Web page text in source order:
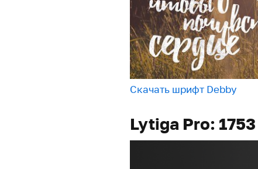
Скачать шрифт Debby
Lytiga Pro: 1753